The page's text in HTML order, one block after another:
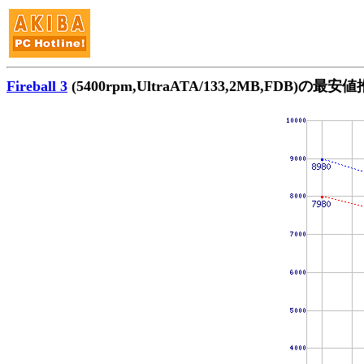
Fireball 3 (5400rpm,UltraATA/133,2MB,FDB)の最安値